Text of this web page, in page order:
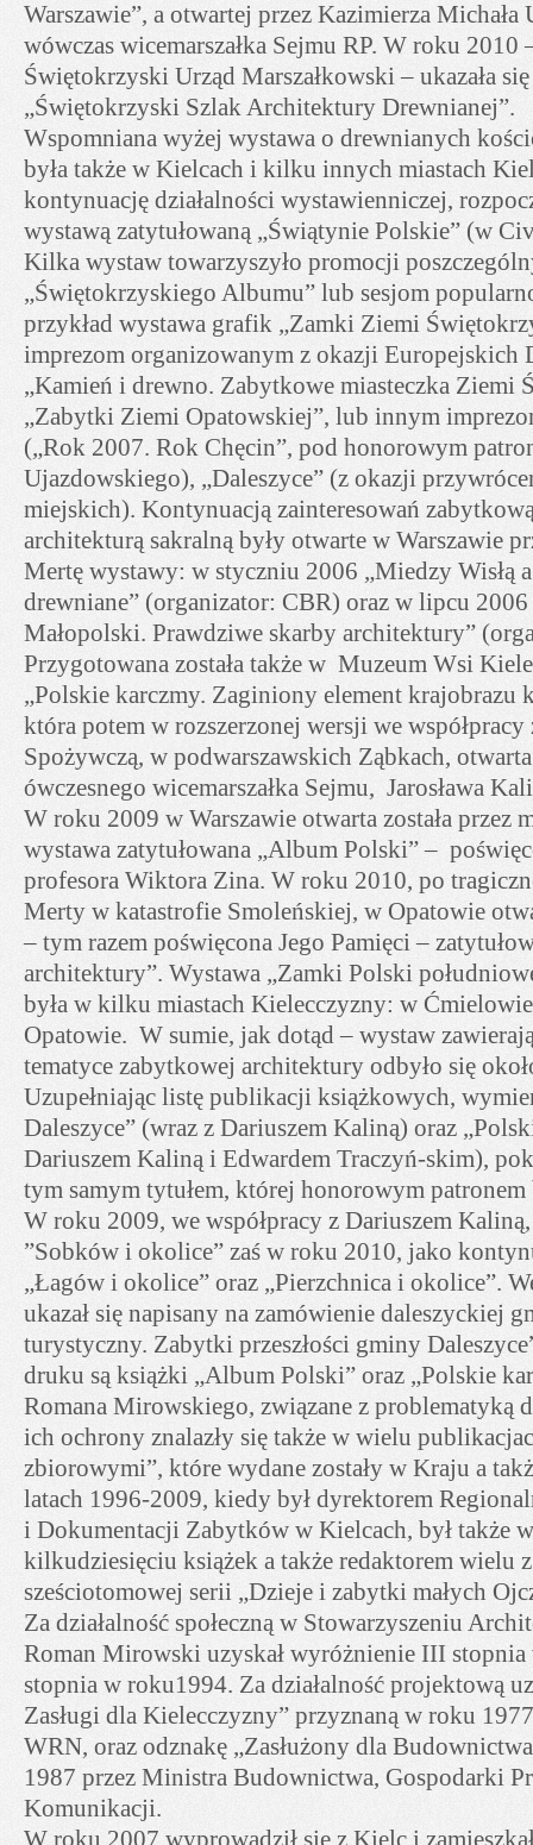
Warszawie”, a otwartej przez Kazimierza
wówczas wicemarszałka Sejmu RP. W roku 2010
Świętokrzyski Urząd Marszałkowski – ukazała
„Świętokrzyski Szlak Architektury Drewnianej”.
Wspomniana wyżej wystawa o drewnianych
była także w Kielcach i kilku innych miastach
kontynuację działalności wystawienniczej,
wystawą zatytułowaną „Świątynie Polskie” (w
Kilka wystaw towarzyszyło promocji
„Świętokrzyskiego Albumu” lub sesjom
przykład wystawa grafik „Zamki Ziemi
imprezom organizowanym z okazji Europejskich
„Kamień i drewno. Zabytkowe miasteczka Ziemi
„Zabytki Ziemi Opatowskiej”, lub innym
(„Rok 2007. Rok Chęcin”, pod honorowym
Ujazdowskiego), „Daleszyce” (z okazji
miejskich). Kontynuacją zainteresowań
architekturą sakralną były otwarte w Warszawie
Mertę wystawy: w styczniu 2006 „Miedzy Wisłą
drewniane” (organizator: CBR) oraz w lipcu
Małopolski. Prawdziwe skarby architektury”
Przygotowana została także w Muzeum Wsi
„Polskie karczmy. Zaginiony element krajobrazu
która potem w rozszerzonej wersji we współpracy
Spożywczą, w podwarszawskich Ząbkach, otwarta
ówczesnego wicemarszałka Sejmu, Jarosława
W roku 2009 w Warszawie otwarta została przez
wystawa zatytułowana „Album Polski” –
profesora Wiktora Zina. W roku 2010, po
Merty w katastrofie Smoleńskiej, w Opatowie
– tym razem poświęcona Jego Pamięci –
architektury”. Wystawa „Zamki Polski
była w kilku miastach Kielecczyzny: w
Opatowie. W sumie, jak dotąd – wystaw
tematyce zabytkowej architektury odbyło się
Uzupełniając listę publikacji książkowych,
Daleszyce” (wraz z Dariuszem Kaliną) oraz
Dariuszem Kaliną i Edwardem Traczyń-skim),
tym samym tytułem, której honorowym
W roku 2009, we współpracy z Dariuszem Kaliną,
”Sobków i okolice” zaś w roku 2010, jako
„Łagów i okolice” oraz „Pierzchnica i okolice”.
ukazał się napisany na zamówienie daleszyckiej
turystyczny. Zabytki przeszłości gminy
druku są książki „Album Polski” oraz „Polskie
Romana Mirowskiego, związane z problematyką
ich ochrony znalazły się także w wielu
zbiorowymi”, które wydane zostały w Kraju a
latach 1996-2009, kiedy był dyrektorem
i Dokumentacji Zabytków w Kielcach, był także
kilkudziesięciu książek a także redaktorem wielu
sześciotomowej serii „Dzieje i zabytki małych
Za działalność społeczną w Stowarzyszeniu
Roman Mirowski uzyskał wyróżnienie III
stopnia w roku1994. Za działalność projektową
Zasługi dla Kielecczyzny” przyznaną w roku
WRN, oraz odznakę „Zasłużony dla
1987 przez Ministra Budownictwa, Gospodarki
Komunikacji.
W roku 2007 wyprowadził się z Kielc i